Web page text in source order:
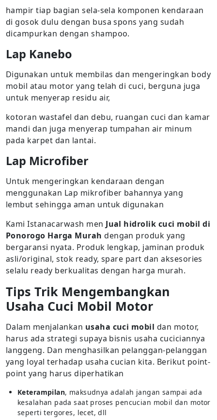
hampir tiap bagian sela-sela komponen kendaraan
di gosok dulu dengan busa spons yang sudah
dicampurkan dengan shampoo.
Lap Kanebo
Digunakan untuk membilas dan mengeringkan body
mobil atau motor yang telah di cuci, berguna juga
untuk menyerap residu air,
kotoran wastafel dan debu, ruangan cuci dan kamar
mandi dan juga menyerap tumpahan air minum
pada karpet dan lantai.
Lap Microfiber
Untuk mengeringkan kendaraan dengan
menggunakan Lap mikrofiber bahannya yang
lembut sehingga aman untuk digunakan
Kami Istanacarwash men Jual hidrolik cuci mobil di
Ponorogo Harga Murah dengan produk yang
bergaransi nyata. Produk lengkap, jaminan produk
asli/original, stok ready, spare part dan aksesories
selalu ready berkualitas dengan harga murah.
Tips Trik Mengembangkan
Usaha Cuci Mobil Motor
Dalam menjalankan usaha cuci mobil dan motor,
harus ada strategi supaya bisnis usaha cuciciannya
langgeng. Dan menghasilkan pelanggan-pelanggan
yang loyal terhadap usaha cucian kita. Berikut point-
point yang harus diperhatikan
Keterampilan, maksudnya adalah jangan sampai ada
kesalahan pada saat proses pencucian mobil dan motor
seperti tergores, lecet, dll